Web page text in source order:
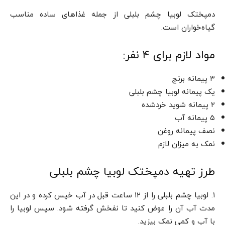
دمپختک لوبیا چشم بلبلی از جمله غذاهای ساده مناسب
گیاه‌خواران است.
مواد لازم برای ۴ نفر:
۳ پیمانه برنج
یک پیمانه لوبیا چشم بلبلی
۲ پیمانه شوید خردشده
۵ پیمانه آب
نصف پیمانه روغن
نمک به میزان لازم
طرز تهیه دمپختک لوبیا چشم بلبلی
۱. لوبیا چشم بلبلی را از ۱۲ ساعت قبل در آب خیس کرده و در این
مدت آب آن را عوض کنید تا نفخش گرفته شود. سپس لوبیا را
با آب و کمی نمک بپزید.